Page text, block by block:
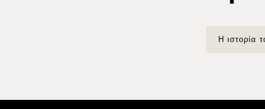
Η ιστορία